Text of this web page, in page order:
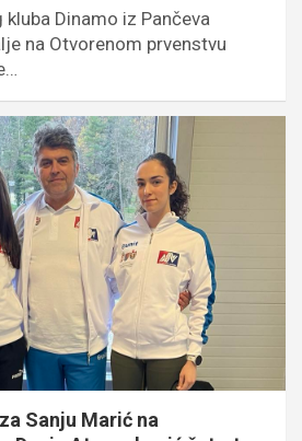
Dinamo iz Pančeva
na Otvorenom prvenstvu
Sanju Marić na